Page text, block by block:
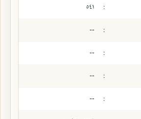
:
٥٤١
:
--
:
--
:
--
:
--